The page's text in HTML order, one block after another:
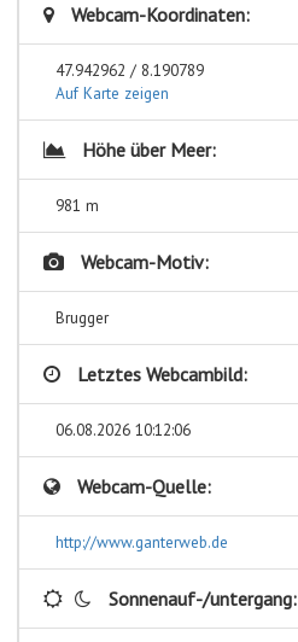
Webcam-Koordinaten:
47.942962 / 8.190789
Auf Karte zeigen
Höhe über Meer:
981 m
Webcam-Motiv:
Brugger
Letztes Webcambild:
06.08.2026 10:12:06
Webcam-Quelle:
http://www.ganterweb.de
Sonnenauf-/untergang: